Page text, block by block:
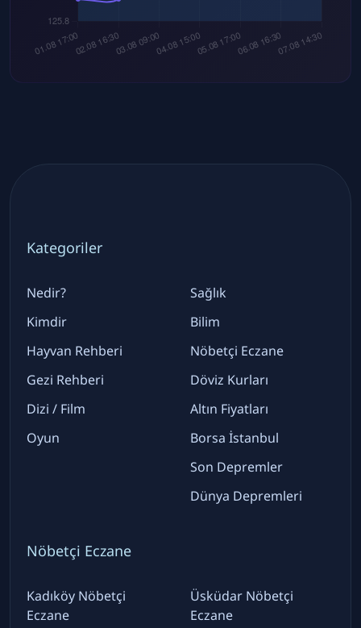
Kategoriler
Nedir?
Kimdir
Hayvan Rehberi
Gezi Rehberi
Dizi / Film
Oyun
Sağlık
Bilim
Nöbetçi Eczane
Döviz Kurları
Altın Fiyatları
Borsa İstanbul
Son Depremler
Dünya Depremleri
Nöbetçi Eczane
Kadıköy Nöbetçi
Eczane
Üsküdar Nöbetçi
Eczane